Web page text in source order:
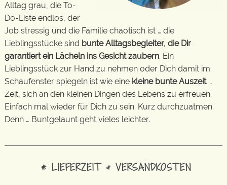
Alltag grau, die To-
Do-Liste endlos, der
Job stressig und die Familie chaotisch ist … die
Lieblingsstücke sind bunte Alltagsbegleiter, die Dir
garantiert ein Lächeln ins Gesicht zaubern. Ein
Lieblingsstück zur Hand zu nehmen oder Dich damit im
Schaufenster spiegeln ist wie eine kleine bunte Auszeit…
Zeit, sich an den kleinen Dingen des Lebens zu erfreuen.
Einfach mal wieder für Dich zu sein. Kurz durchzuatmen.
Denn … Buntgelaunt geht vieles leichter.
* LIEFERZEIT & VERSANDKOSTEN